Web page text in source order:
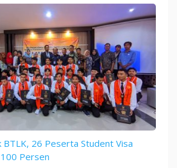
BTLK, 26 Peserta Student Visa
Persen